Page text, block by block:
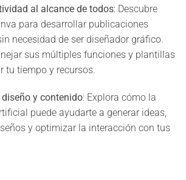
al alcance de todos: Descubre
para desarrollar publicaciones
necesidad de ser diseñador gráfico.
sus múltiples funciones y plantillas
tu tiempo y recursos.
y contenido: Explora cómo la
puede ayudarte a generar ideas,
y optimizar la interacción con tus